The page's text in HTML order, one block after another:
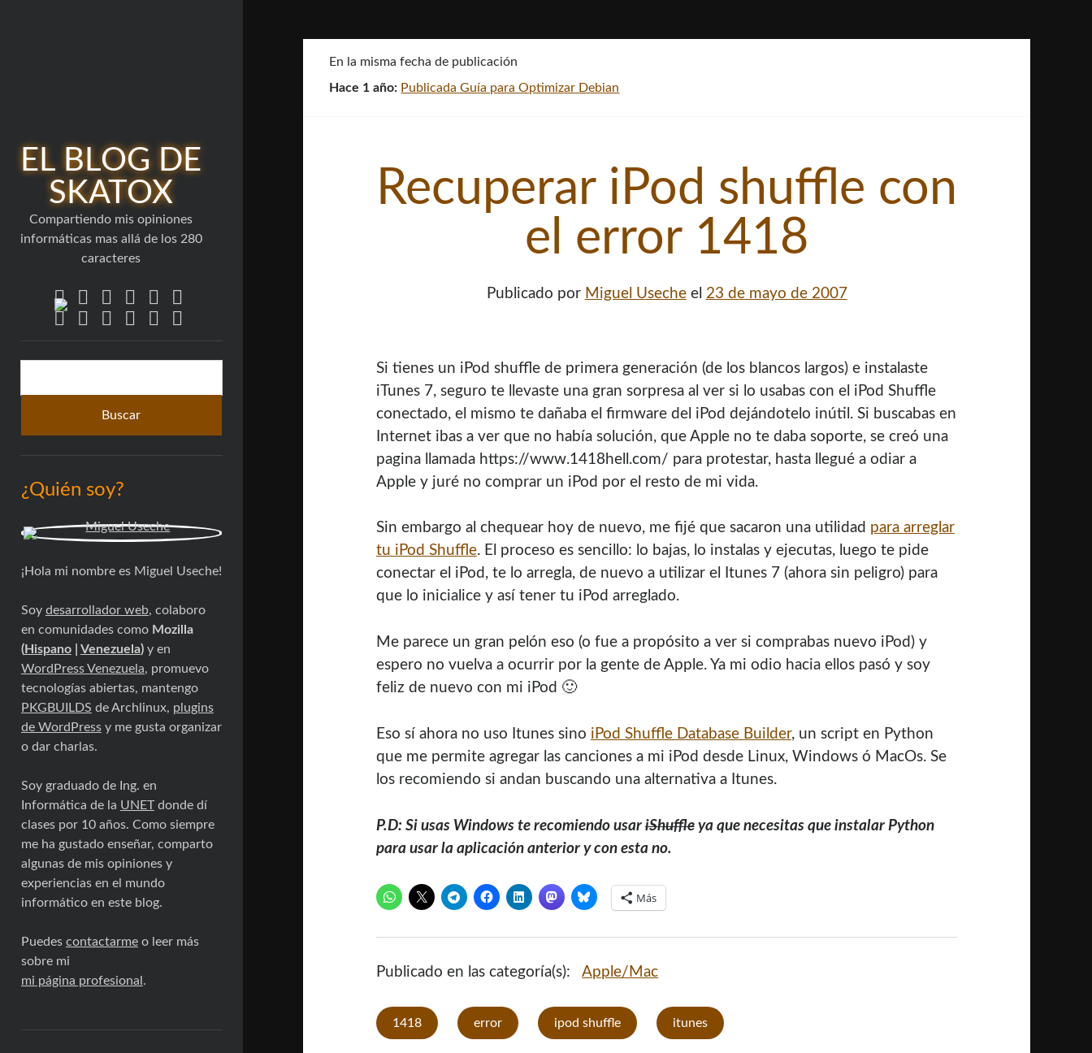
EL BLOG DE
SKATOX
Compartiendo mis opiniones
informáticas mas allá de los 280
caracteres
twitterbluesky
facebook
linkedinyoutube
email-
form
flickrgithubmastodon
stack-
overflow
Barra
¿Quién soy?
¡Hola mi nombre es Miguel Useche!
Soy desarrollador web, colaboro
en comunidades como Mozilla
(Hispano| Venezuela)y en
WordPress Venezuela, promuevo
tecnologías abiertas, mantengo
PKGBUILDS de Archlinux, plugins
de WordPressy me gusta organizar
o dar charlas.
Soy graduado de Ing. en
Informática de la UNETdonde dí
clases por 10 años. Como siempre
me ha gustado enseñar, comparto
algunas de mis opiniones y
experiencias en el mundo
informático en este blog.
Puedes contactarmeo leer más
sobre mi
mi página profesional.
En la misma fecha de publicación
Hace 1 año: Publicada Guí­a para Optimizar Debian
Recuperar iPod shuffle con
el error 1418
Publicado por Miguel Usecheel 23 de mayo de 2007
Si tienes un iPod shuffle de primera generación (de los blancos largos) e instalaste
iTunes 7, seguro te llevaste una gran sorpresa al ver si lo usabas con el iPod Shuffle
conectado, el mismo te dañaba el firmware del iPod dejándotelo inútil. Si buscabas en
Internet ibas a ver que no habí­a solución, que Apple no te daba soporte, se creó una
pagina llamada https://www.1418hell.com/ para protestar, hasta llegué a odiar a
Apple y juré no comprar un iPod por el resto de mi vida.
Sin embargo al chequear hoy de nuevo, me fijé que sacaron una utilidad para arreglar
tu iPod Shuffle. El proceso es sencillo: lo bajas, lo instalas y ejecutas, luego te pide
conectar el iPod, te lo arregla, de nuevo a utilizar el Itunes 7 (ahora sin peligro) para
que lo inicialice y así­ tener tu iPod arreglado.
Me parece un gran pelón eso (o fue a propósito a ver si comprabas nuevo iPod) y
espero no vuelva a ocurrir por la gente de Apple. Ya mi odio hacia ellos pasó y soy
feliz de nuevo con mi iPod 🙂
Eso sí­ ahora no uso Itunes sino iPod Shuffle Database Builder, un script en Python
que me permite agregar las canciones a mi iPod desde Linux, Windows ó MacOs. Se
los recomiendo si andan buscando una alternativa a Itunes.
P.D: Si usas Windows te recomiendo usariShuffleya que necesitas que instalar Python
para usar la aplicación anterior y con esta no.
Más
Publicado en las categoría(s): Apple/Mac
1418 error ipod shuffle itunes